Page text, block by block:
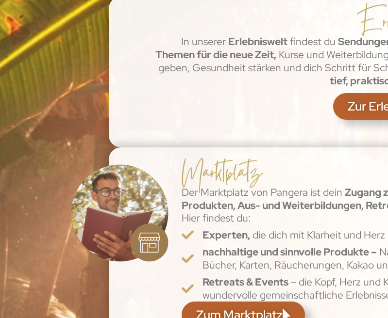
In unserer Erlebnisweltfindest du
Themen für die neue Zeit, Kurse und
geben, Gesundheit stärken und dich Schritt für
tief,
Zur
Marktplatz
Der Marktplatz von Pangera ist dein Zugang
Produkten, Aus- und Weiterbildungen,
Hier findest du:
Experten, die dich mit Klarheit und
nachhaltige und sinnvolle Produkte –
Bücher, Karten, Räucherungen, Kakao
Retreats & Events – die Kopf, Herz und
wundervolle gemeinschaftliche